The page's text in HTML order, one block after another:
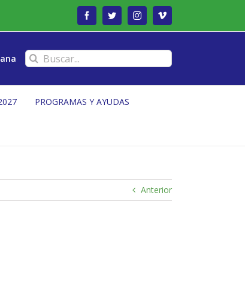
FacebookTwitterInstagramVimeo
Buscar:
PROGRAMAS Y AYUDAS
Anterior